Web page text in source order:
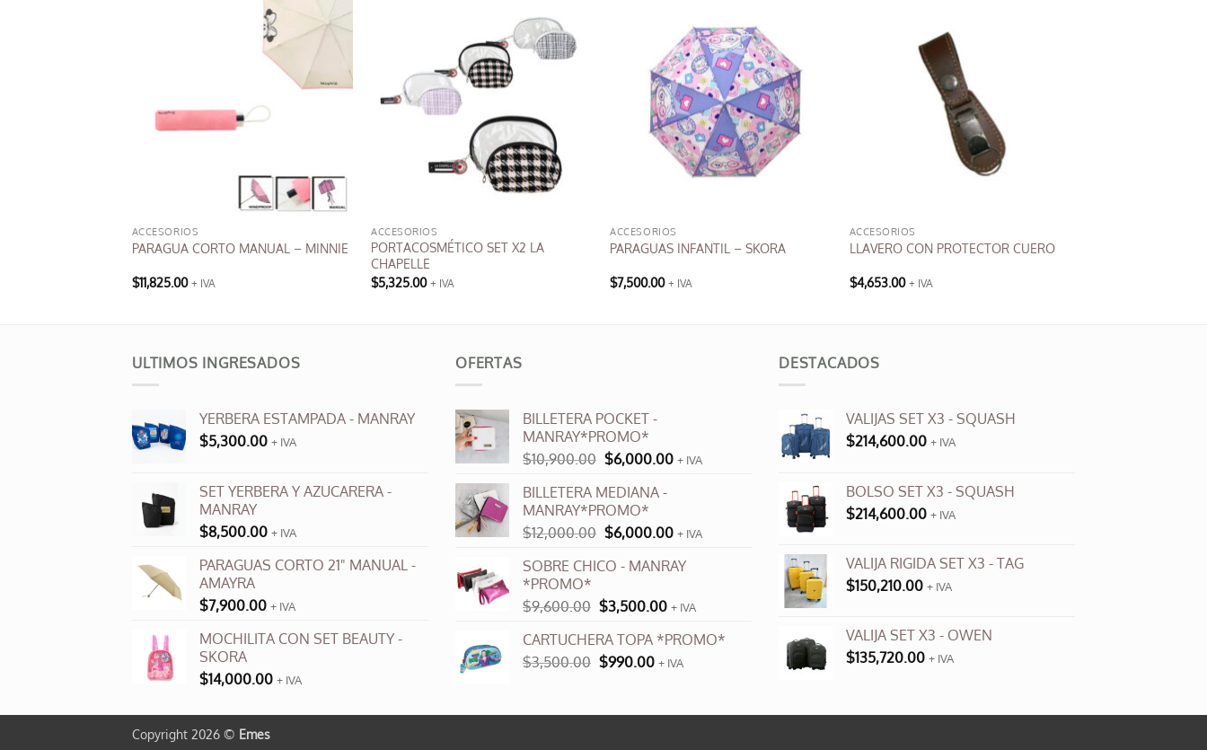
ACCESORIOS
PARAGUA CORTO MANUAL – MINNIE
$11,825.00 + IVA
ACCESORIOS
PORTACOSMÉTICO SET X2 LA
CHAPELLE
$5,325.00 + IVA
opciones
elegir
de
ACCESORIOS
PARAGUAS INFANTIL – SKORA
$7,500.00 + IVA
ACCESORIOS
LLAVERO CON PROTECTOR CUERO
$4,653.00 + IVA
múltiples
opciones
se
elegir
en
la
de
producto
ULTIMOS INGRESADOS
YERBERA ESTAMPADA - MANRAY
$5,300.00 + IVA
SET YERBERA Y AZUCARERA -
MANRAY
$8,500.00 + IVA
PARAGUAS CORTO 21" MANUAL -
AMAYRA
$7,900.00 + IVA
MOCHILITA CON SET BEAUTY -
SKORA
$14,000.00 + IVA
OFERTAS
BILLETERA POCKET -
MANRAY*PROMO*
$10,900.00 El
original
era:
$10,900.00.
$6,000.00El
$6,000.00.
+ IVA
BILLETERA MEDIANA -
MANRAY*PROMO*
$12,000.00 El
original
$12,000.00.
$6,000.00El
actual
$6,000.00.
+ IVA
SOBRE CHICO - MANRAY
*PROMO*
$9,600.00 El
original
era:
$3,500.00El
actual
es:
+ IVA
CARTUCHERA TOPA *PROMO*
$3,500.00 El
era:
$990.00El
es:
+ IVA
DESTACADOS
VALIJAS SET X3 - SQUASH
$214,600.00 + IVA
BOLSO SET X3 - SQUASH
$214,600.00 + IVA
VALIJA RIGIDA SET X3 - TAG
$150,210.00 + IVA
VALIJA SET X3 - OWEN
$135,720.00 + IVA
Copyright 2026 © Emes